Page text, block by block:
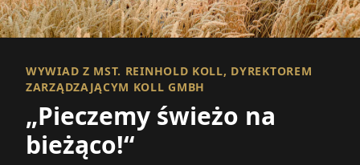
WYWIAD Z MST. REINHOLD KOLL, DYREKTOREM
ZARZĄDZAJĄCYM KOLL GMBH
„Pieczemy świeżo na
bieżąco!“